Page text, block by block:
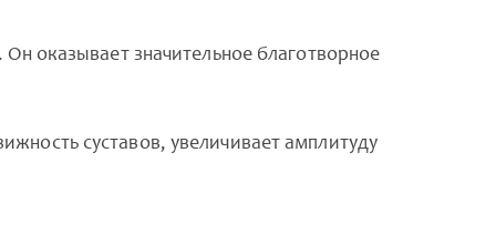
оказывает значительное благотворное
суставов, увеличивает амплитуду